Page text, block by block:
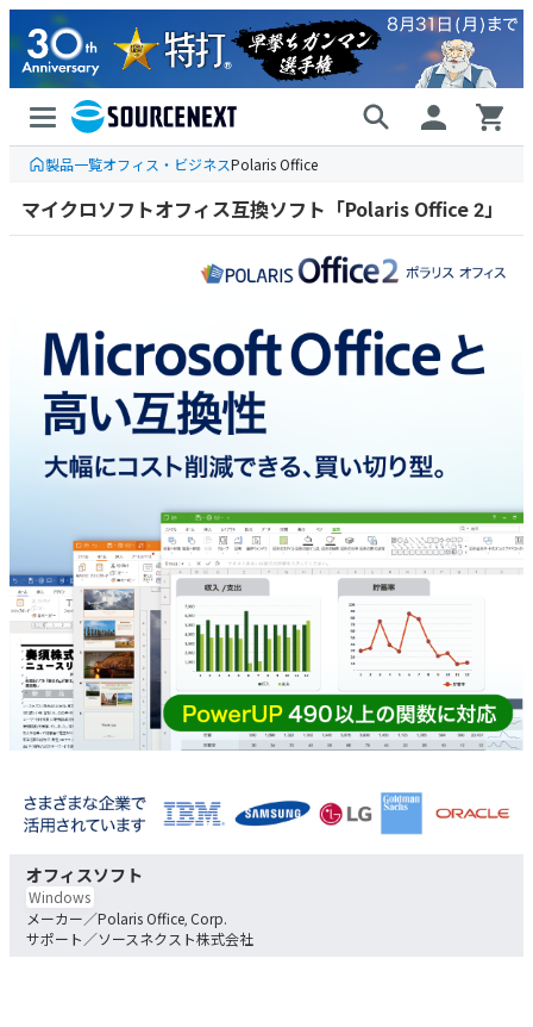
製品一覧オフィス・ビジネスPolaris Office
マイクロソフトオフィス互換ソフト「Polaris Office 2」
オフィスソフト
Windows
Polaris Office, Corp.
ソースネクスト株式会社